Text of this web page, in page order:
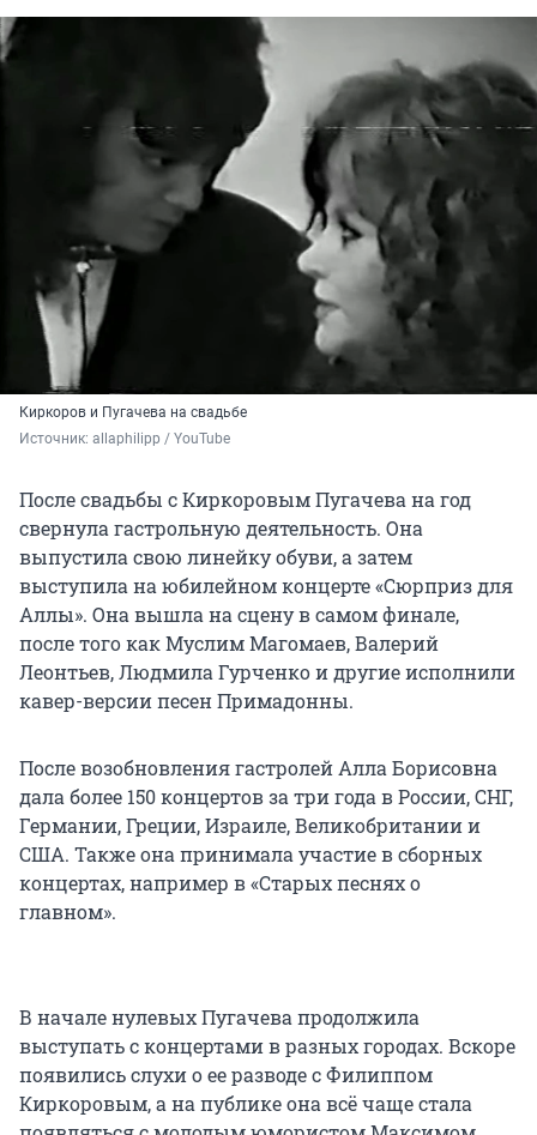
Киркоров и Пугачева на свадьбе
Источник: allaphilipp / YouTube
После свадьбы с Киркоровым Пугачева на год
свернула гастрольную деятельность. Она
выпустила свою линейку обуви, а затем
выступила на юбилейном концерте «Сюрприз для
Аллы». Она вышла на сцену в самом финале,
после того как Муслим Магомаев, Валерий
Леонтьев, Людмила Гурченко и другие исполнили
кавер-версии песен Примадонны.
После возобновления гастролей Алла Борисовна
дала более 150 концертов за три года в России, СНГ,
Германии, Греции, Израиле, Великобритании и
США. Также она принимала участие в сборных
концертах, например в «Старых песнях о
главном».
В начале нулевых Пугачева продолжила
выступать с концертами в разных городах. Вскоре
появились слухи о ее разводе с Филиппом
Киркоровым, а на публике она всё чаще стала